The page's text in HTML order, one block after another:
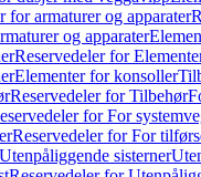
for armaturer og apparater
og apparater
Reservedeler for
Elementer for konsoller
Reservedeler for Tilbehør
for For
Reservedeler for For
Utenpåliggende sisterner